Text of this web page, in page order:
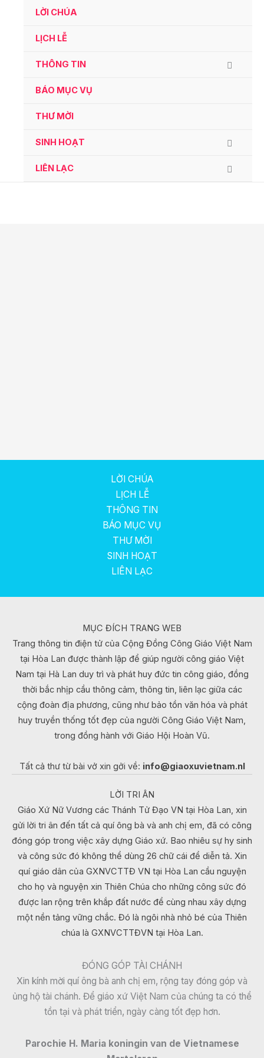
LỜI CHÚA
LỊCH LỄ
THÔNG TIN
BÁO MỤC VỤ
THƯ MỜI
SINH HOẠT
LIÊN LẠC
LỜI CHÚA
LỊCH LỄ
THÔNG TIN
BÁO MỤC VỤ
THƯ MỜI
SINH HOẠT
LIÊN LẠC
MỤC ĐÍCH TRANG WEB
Trang thông tin điện tử của Cộng Đồng Công Giáo Việt Nam
tại Hòa Lan được thành lập để giúp người công giáo Việt
Nam tại Hà Lan duy trì và phát huy đức tin công giáo, đồng
thời bắc nhịp cầu thông cảm, thông tin, liên lạc giữa các
cộng đoàn địa phương, cũng như bảo tồn văn hóa và phát
huy truyền thống tốt đẹp của người Công Giáo Việt Nam,
trong đồng hành với Giáo Hội Hoàn Vũ.
Tất cả thư từ bài vở xin gởi về: info@giaoxuvietnam.nl
LỜI TRI ÂN
Giáo Xứ Nữ Vương các Thánh Tử Đạo VN tại Hòa Lan, xin
gửi lời tri ân đến tất cả quí ông bà và anh chị em, đã có công
đóng góp trong việc xây dựng Giáo xứ. Bao nhiêu sự hy sinh
và công sức đó không thể dùng 26 chữ cái để diễn tả. Xin
quí giáo dân của GXNVCTTĐ VN tại Hòa Lan cầu nguyện
cho họ và nguyện xin Thiên Chúa cho những công sức đó
được lan rộng trên khắp đất nước để cùng nhau xây dựng
một nền tảng vững chắc. Đó là ngôi nhà nhỏ bé của Thiên
chúa là GXNVCTTĐVN tại Hòa Lan.
ĐÓNG GÓP TÀI CHÁNH
Xin kính mời quí ông bà anh chị em, rộng tay đóng góp và
ủng hộ tài chánh. Để giáo xứ Việt Nam của chúng ta có thể
tồn tại và phát triển, ngày càng tốt đẹp hơn.
Parochie H. Maria koningin van de Vietnamese